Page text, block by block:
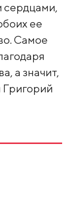
сердцами,
ее
Самое
а значит,
Григорий